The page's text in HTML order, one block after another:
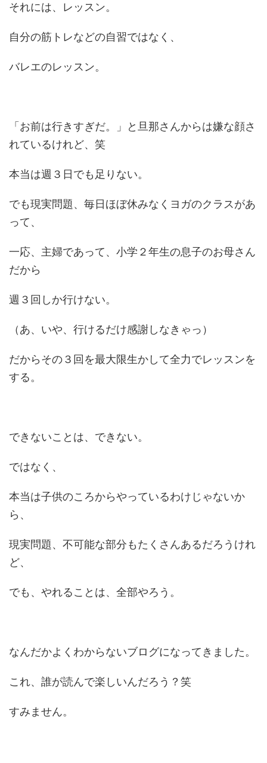
それには、レッスン。
自分の筋トレなどの自習ではなく、
バレエのレッスン。
「お前は行きすぎだ。」と旦那さんからは嫌な顔さ
れているけれど、笑
本当は週３日でも足りない。
でも現実問題、毎日ほぼ休みなくヨガのクラスがあ
って、
一応、主婦であって、小学２年生の息子のお母さん
だから
週３回しか行けない。
（あ、いや、行けるだけ感謝しなきゃっ）
だからその３回を最大限生かして全力でレッスンを
する。
できないことは、できない。
ではなく、
本当は子供のころからやっているわけじゃないか
ら、
現実問題、不可能な部分もたくさんあるだろうけれ
ど、
でも、やれることは、全部やろう。
なんだかよくわからないブログになってきました。
これ、誰が読んで楽しいんだろう？笑
すみません。